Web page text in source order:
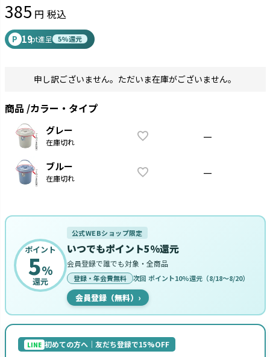
385 税込
P 19pt進呈 5%還元
申し訳ございません。ただいま在庫がございません。
商品 カラー・タイプ
グレー
在庫切れ —
ブルー
在庫切れ —
ポイント
5%
還元
公式WEBショップ限定
いつでもポイント5%還元
会員登録で誰でも対象・全商品
登録・年会費無料 次回 ポイント10%還元（8/18〜8/20）
会員登録（無料） ›
LINE 初めての方へ｜友だち登録で15%OFF